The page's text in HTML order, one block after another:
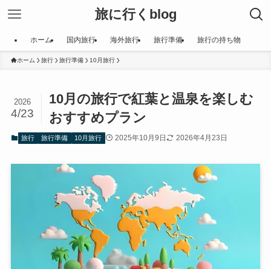
旅に行くblog
ホーム 国内旅行 海外旅行 旅行準備 旅行の持ち物
ホーム 旅行 旅行準備 10月旅行
10月の旅行で紅葉と温泉を楽しむ
おすすめプラン
2026
4/23
旅行 旅行準備 10月旅行 2025年10月9日 2026年4月23日